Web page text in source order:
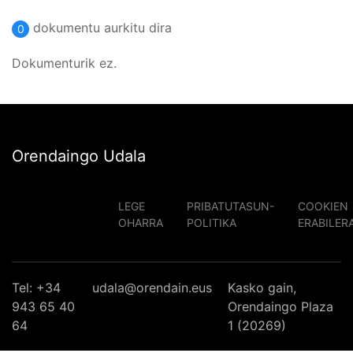
0 dokumentu aurkitu dira
Dokumenturik ez.
Orendaingo Udala
LEGE
OHARRA
PRIBATUTASUN-
POLITIKA
COOKIEN
Tel: +34
943 65 40
64
udala@orendain.eus
Kasko gain,
Orendaingo Plaza
1 (20269)